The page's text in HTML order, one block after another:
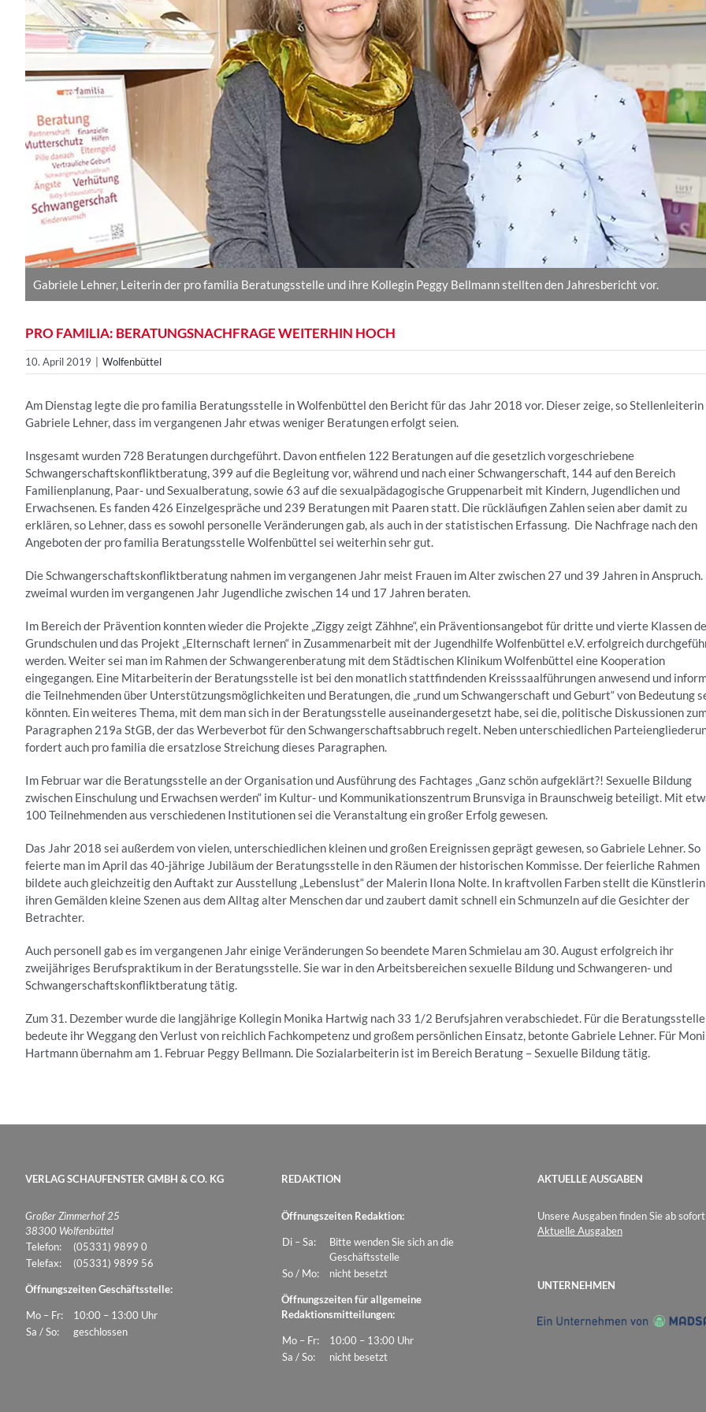
Gabriele Lehner, Leiterin der pro familia Beratungsstelle und ihre Kollegin Peggy Bellmann stellten den Jahresbericht vor.
PRO FAMILIA: BERATUNGSNACHFRAGE WEITERHIN HOCH
10. April 2019 Wolfenbüttel
Am Dienstag legte die pro familia Beratungsstelle in Wolfenbüttel den Bericht für das Jahr 2018 vor. Dieser zeige, so Stellenleiterin
Gabriele Lehner, dass im vergangenen Jahr etwas weniger Beratungen erfolgt seien.
Insgesamt wurden 728 Beratungen durchgeführt. Davon entfielen 122 Beratungen auf die gesetzlich vorgeschriebene
Schwangerschaftskonfliktberatung, 399 auf die Begleitung vor, während und nach einer Schwangerschaft, 144 auf den Bereich
Familienplanung, Paar- und Sexualberatung, sowie 63 auf die sexualpädagogische Gruppenarbeit mit Kindern, Jugendlichen und
Erwachsenen. Es fanden 426 Einzelgespräche und 239 Beratungen mit Paaren statt. Die rückläufigen Zahlen seien aber damit zu
erklären, so Lehner, dass es sowohl personelle Veränderungen gab, als auch in der statistischen Erfassung. Die Nachfrage nach den
Angeboten der pro familia Beratungsstelle Wolfenbüttel sei weiterhin sehr gut.
Die Schwangerschaftskonfliktberatung nahmen im vergangenen Jahr meist Frauen im Alter zwischen 27 und 39 Jahren in Anspruch.
zweimal wurden im vergangenen Jahr Jugendliche zwischen 14 und 17 Jahren beraten.
Im Bereich der Prävention konnten wieder die Projekte „Ziggy zeigt Zähhne“, ein Präventionsangebot für dritte und vierte Klassen
Grundschulen und das Projekt „Elternschaft lernen“ in Zusammenarbeit mit der Jugendhilfe Wolfenbüttel e.V. erfolgreich
werden. Weiter sei man im Rahmen der Schwangerenberatung mit dem Städtischen Klinikum Wolfenbüttel eine Kooperation
eingegangen. Eine Mitarbeiterin der Beratungsstelle ist bei den monatlich stattfindenden Kreisssaalführungen anwesend und
die Teilnehmenden über Unterstützungsmöglichkeiten und Beratungen, die „rund um Schwangerschaft und Geburt“ von Bedeutung
könnten. Ein weiteres Thema, mit dem man sich in der Beratungsstelle auseinandergesetzt habe, sei die, politische Diskussionen
Paragraphen 219a StGB, der das Werbeverbot für den Schwangerschaftsabbruch regelt. Neben unterschiedlichen
fordert auch pro familia die ersatzlose Streichung dieses Paragraphen.
Im Februar war die Beratungsstelle an der Organisation und Ausführung des Fachtages „Ganz schön aufgeklärt?! Sexuelle Bildung
zwischen Einschulung und Erwachsen werden“ im Kultur- und Kommunikationszentrum Brunsviga in Braunschweig beteiligt. Mit
100 Teilnehmenden aus verschiedenen Institutionen sei die Veranstaltung ein großer Erfolg gewesen.
Das Jahr 2018 sei außerdem von vielen, unterschiedlichen kleinen und großen Ereignissen geprägt gewesen, so Gabriele Lehner. So
feierte man im April das 40-jährige Jubiläum der Beratungsstelle in den Räumen der historischen Kommisse. Der feierliche Rahmen
bildete auch gleichzeitig den Auftakt zur Ausstellung „Lebenslust“ der Malerin Ilona Nolte. In kraftvollen Farben stellt die
ihren Gemälden kleine Szenen aus dem Alltag alter Menschen dar und zaubert damit schnell ein Schmunzeln auf die Gesichter der
Betrachter.
Auch personell gab es im vergangenen Jahr einige Veränderungen So beendete Maren Schmielau am 30. August erfolgreich ihr
zweijähriges Berufspraktikum in der Beratungsstelle. Sie war in den Arbeitsbereichen sexuelle Bildung und Schwangeren- und
Schwangerschaftskonfliktberatung tätig.
Zum 31. Dezember wurde die langjährige Kollegin Monika Hartwig nach 33 1/2 Berufsjahren verabschiedet. Für die Beratungsstelle
bedeute ihr Weggang den Verlust von reichlich Fachkompetenz und großem persönlichen Einsatz, betonte Gabriele Lehner. Für
Hartmann übernahm am 1. Februar Peggy Bellmann. Die Sozialarbeiterin ist im Bereich Beratung – Sexuelle Bildung tätig.
VERLAG SCHAUFENSTER GMBH & CO. KG
Großer Zimmerhof 25
38300 Wolfenbüttel
Telefon:
(05331) 9899 0
Telefax:
(05331) 9899 56
Öffnungszeiten Geschäftsstelle:
Mo – Fr:
10:00 – 13:00 Uhr
Sa / So:
geschlossen
REDAKTION
Öffnungszeiten Redaktion:
Di – Sa:
Bitte wenden Sie sich an die
Geschäftsstelle
So / Mo:
nicht besetzt
Öffnungszeiten für allgemeine
Redaktionsmitteilungen:
Mo – Fr:
10:00 – 13:00 Uhr
Sa / So:
nicht besetzt
AKTUELLE AUSGABEN
Unsere Ausgaben finden Sie ab
Aktuelle Ausgaben
UNTERNEHMEN